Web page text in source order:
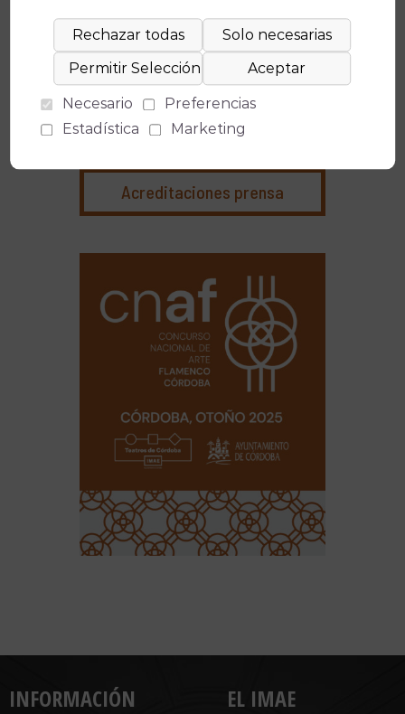
Bases del concurso
Catálogo CNAF
Acreditaciones prensa
INFORMACIÓN EL IMAE
Necesario
Preferencias
Estadística
Marketing